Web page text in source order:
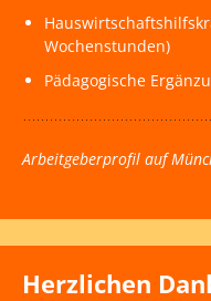
Wochenstunden)
Pädagogische
Arbeitgeberprofil auf
Herzlichen